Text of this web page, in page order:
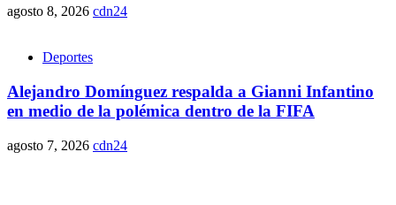
agosto 8, 2026 cdn24
Deportes
Alejandro Domínguez respalda a Gianni Infantino
en medio de la polémica dentro de la FIFA
agosto 7, 2026 cdn24